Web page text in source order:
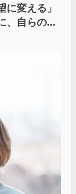
に変える」
、自らの過